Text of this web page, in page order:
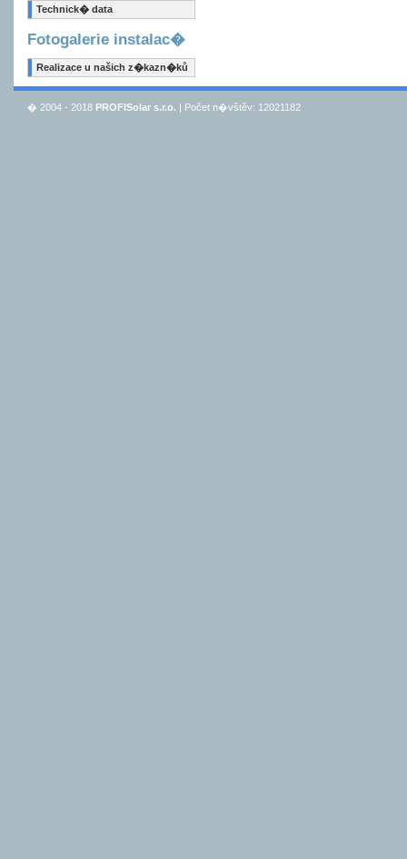
Technick� data
Fotogalerie instalac�
Realizace u našich z�kazn�ků
� 2004 - 2018 PROFISolar s.r.o. | Počet n�vštěv: 12021182